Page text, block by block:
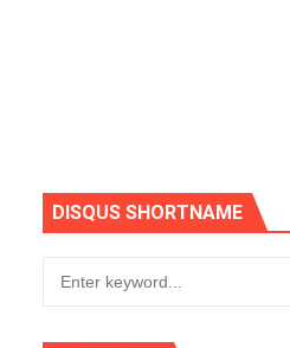
DISQUS SHORTNAME